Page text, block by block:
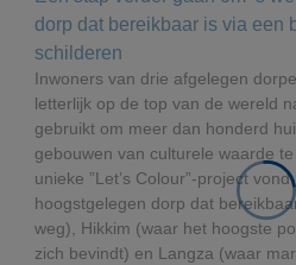
dorp dat bereikbaar is via een
schilderen
Inwoners van drie afgelegen
letterlijk op de top van de wereld
gebruikt om meer dan honderd
gebouwen van culturele waarde
unieke ”Let’s Colour”-project vond
hoogstgelegen dorp dat
weg), Hikkim (waar het hoogste
zich bevindt) en Langza (waar